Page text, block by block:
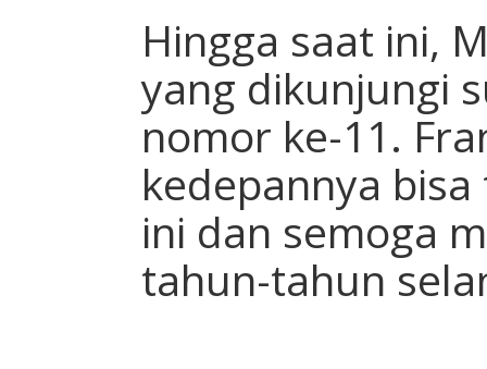
Hingga saat ini,
yang dikunjungi
nomor ke-11.
kedepannya
ini dan semoga
tahun-tahun